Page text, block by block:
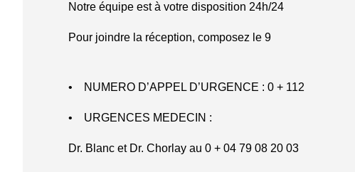
Notre équipe est à votre disposition 24h/24
Pour joindre la réception, composez le 9
• NUMERO D’APPEL D’URGENCE : 0 + 112
• URGENCES MEDECIN :
Dr. Blanc et Dr. Chorlay au 0 + 04 79 08 20 03